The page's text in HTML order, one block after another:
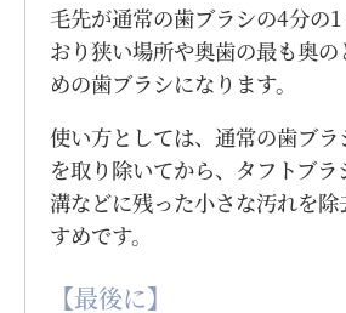
毛先が通常の歯ブラシの4分の
おり狭い場所や奥歯の最も奥
めの歯ブラシになります。
使い方としては、通常の歯ブ
を取り除いてから、タフトブ
溝などに残った小さな汚れを
すめです。
【最後に】